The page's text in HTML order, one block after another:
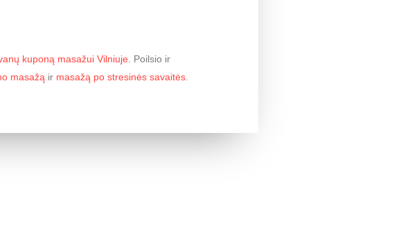
kuponą masažui Vilniuje . Poilsio ir
masažą ir masažą po stresinės savaitės